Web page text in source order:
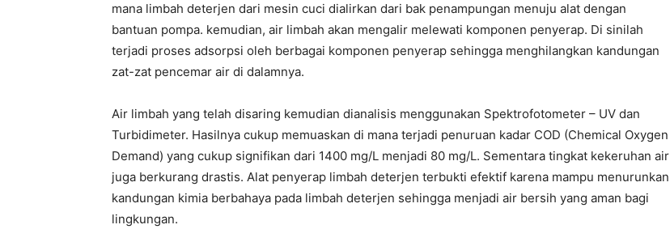
mana limbah deterjen dari mesin cuci dialirkan dari bak penampungan menuju alat dengan
bantuan pompa. kemudian, air limbah akan mengalir melewati komponen penyerap. Di sinilah
terjadi proses adsorpsi oleh berbagai komponen penyerap sehingga menghilangkan kandungan
zat-zat pencemar air di dalamnya.
Air limbah yang telah disaring kemudian dianalisis menggunakan Spektrofotometer – UV dan
Turbidimeter. Hasilnya cukup memuaskan di mana terjadi penuruan kadar COD (Chemical Oxygen
Demand) yang cukup signifikan dari 1400 mg/L menjadi 80 mg/L. Sementara tingkat kekeruhan air
juga berkurang drastis. Alat penyerap limbah deterjen terbukti efektif karena mampu menurunkan
kandungan kimia berbahaya pada limbah deterjen sehingga menjadi air bersih yang aman bagi
lingkungan.